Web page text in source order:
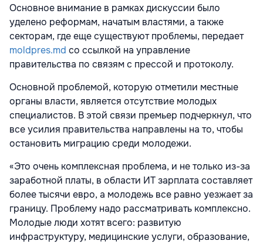
Основное внимание в рамках дискуссии было
уделено реформам, начатым властями, а также
секторам, где еще существуют проблемы, передает
moldpres.md со ссылкой на управление
правительства по связям с прессой и протоколу.
Основной проблемой, которую отметили местные
органы власти, является отсутствие молодых
специалистов. В этой связи премьер подчеркнул, что
все усилия правительства направлены на то, чтобы
остановить миграцию среди молодежи.
«Это очень комплексная проблема, и не только из-за
заработной платы, в области ИТ зарплата составляет
более тысячи евро, а молодежь все равно уезжает за
границу. Проблему надо рассматривать комплексно.
Молодые люди хотят всего: развитую
инфраструктуру, медицинские услуги, образование,